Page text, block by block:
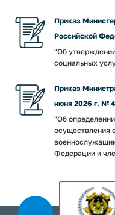
Приказ
Российской
"Об
социальных
Приказ
июня 2026 г. №
"Об
осуществления
Федерации и